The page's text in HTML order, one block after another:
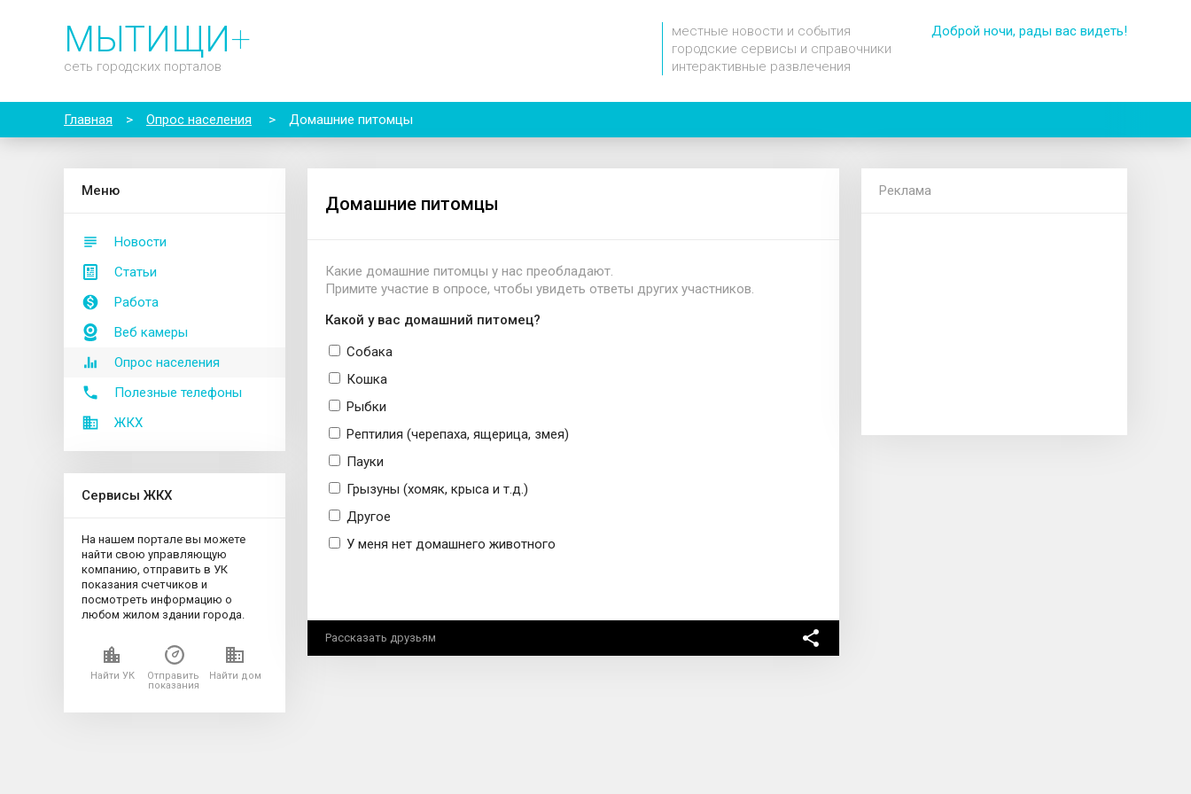
МЫТИЩИ+
сеть городских порталов
местные новости и события
городские сервисы и справочники
интерактивные развлечения
Доброй ночи, рады вас видеть!
Главная > Опрос населения > Домашние питомцы
Меню
Новости
Статьи
Работа
Веб камеры
Опрос населения
Полезные телефоны
ЖКХ
Сервисы ЖКХ
На нашем портале вы можете
найти свою управляющую
компанию, отправить в УК
показания счетчиков и
посмотреть информацию о
любом жилом здании города.
Найти УК
Отправить
показания
Найти дом
Домашние питомцы
Какие домашние питомцы у нас преобладают.
Примите участие в опросе, чтобы увидеть ответы других участников.
Какой у вас домашний питомец?
Собака
Кошка
Рыбки
Рептилия (черепаха, ящерица, змея)
Пауки
Грызуны (хомяк, крыса и т.д.)
Другое
У меня нет домашнего животного
Рассказать друзьям
Реклама